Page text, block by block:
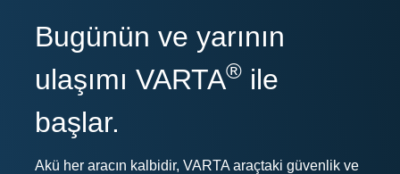
Bugünün ve yarının
ulaşımı VARTA® ile
başlar.
Akü her aracın kalbidir, VARTA araçtaki güvenlik ve